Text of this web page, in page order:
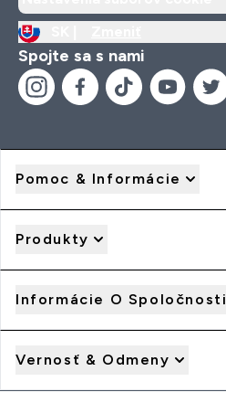
Spojte sa s nami
Pomoc & Informácie
Produkty
Informácie O Spoločnosti
Vernosť & Odmeny